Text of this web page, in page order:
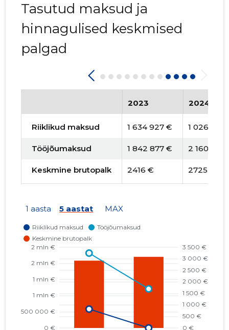
Tasutud maksud ja
hinnagulised keskmised
palgad
2023 2024
Riiklikud maksud 1 634 927 € 1 026 395
Tööjõumaksud 1 842 877 € 2 160 460
Keskmine brutopalk 2416 € 2725 €
1 aasta 5 aastat MAX